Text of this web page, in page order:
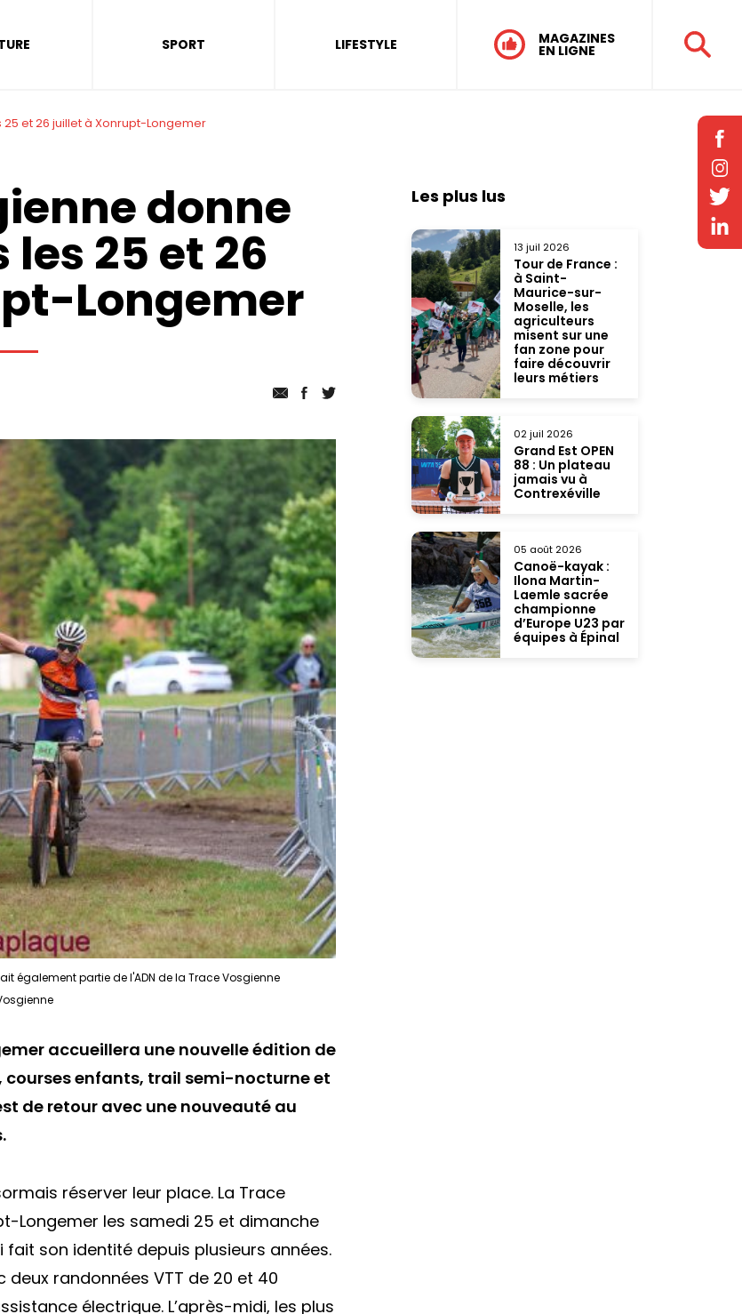
SPORT LIFESTYLE MAGAZINES
EN LIGNE
et 26 juillet à Xonrupt-Longemer
donne
25 et 26
Longemer
également partie de l'ADN de la Trace Vosgienne
accueillera une nouvelle édition de
courses enfants, trail semi-nocturne et
de retour avec une nouveauté au
réserver leur place. La Trace
Longemer les samedi 25 et dimanche
son identité depuis plusieurs années.
randonnées VTT de 20 et 40
électrique. L’après-midi, les plus
Les plus lus
13 juil 2026
Tour de France :
à Saint-
Maurice-sur-
Moselle, les
agriculteurs
misent sur une
fan zone pour
faire découvrir
leurs métiers
02 juil 2026
Grand Est OPEN
88 : Un plateau
jamais vu à
Contrexéville
05 août 2026
Canoë-kayak :
Ilona Martin-
Laemle sacrée
championne
d’Europe U23 par
équipes à Épinal